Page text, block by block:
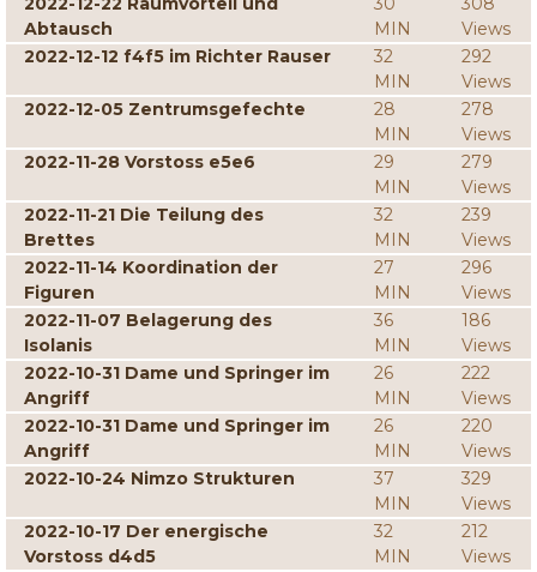
Abtausch
MIN
Views
2022-12-12 f4f5 im Richter Rauser
32
MIN
292
Views
2022-12-05 Zentrumsgefechte
28
MIN
278
Views
2022-11-28 Vorstoss e5e6
29
MIN
279
Views
2022-11-21 Die Teilung des
Brettes
32
MIN
239
Views
2022-11-14 Koordination der
Figuren
27
MIN
296
Views
2022-11-07 Belagerung des
Isolanis
36
MIN
186
Views
2022-10-31 Dame und Springer im
Angriff
26
MIN
222
Views
2022-10-31 Dame und Springer im
Angriff
26
MIN
220
Views
2022-10-24 Nimzo Strukturen
37
MIN
329
Views
2022-10-17 Der energische
Vorstoss d4d5
32
MIN
212
Views